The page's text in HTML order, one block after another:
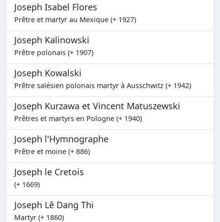
Joseph Isabel Flores
Prêtre et martyr au Mexique (+ 1927)
Joseph Kalinowski
Prêtre polonais (+ 1907)
Joseph Kowalski
Prêtre salésien polonais martyr à Ausschwitz (+ 1942)
Joseph Kurzawa et Vincent Matuszewski
Prêtres et martyrs en Pologne (+ 1940)
Joseph l'Hymnographe
Prêtre et moine (+ 886)
Joseph le Cretois
(+ 1669)
Joseph Lê Dang Thi
Martyr (+ 1860)